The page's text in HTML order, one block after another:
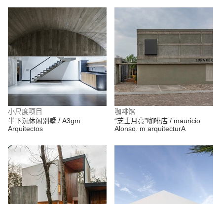
小尺度项目
半下沉休闲别墅 / A3gm
Arquitectos
咖啡馆
“芝士月亮”咖啡店 / mauricio
Alonso. m arquitecturA